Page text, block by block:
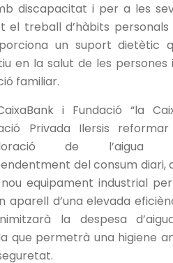
discapacitat i per a les
el treball d’hàbits personals
un suport dietètic
en la salut de les persones
familiar.
i Fundació “la
Privada Ilersis
de l’aigua
del consum diari,
equipament industrial
aparell d’una elevada
la despesa
que permetrà una higiene